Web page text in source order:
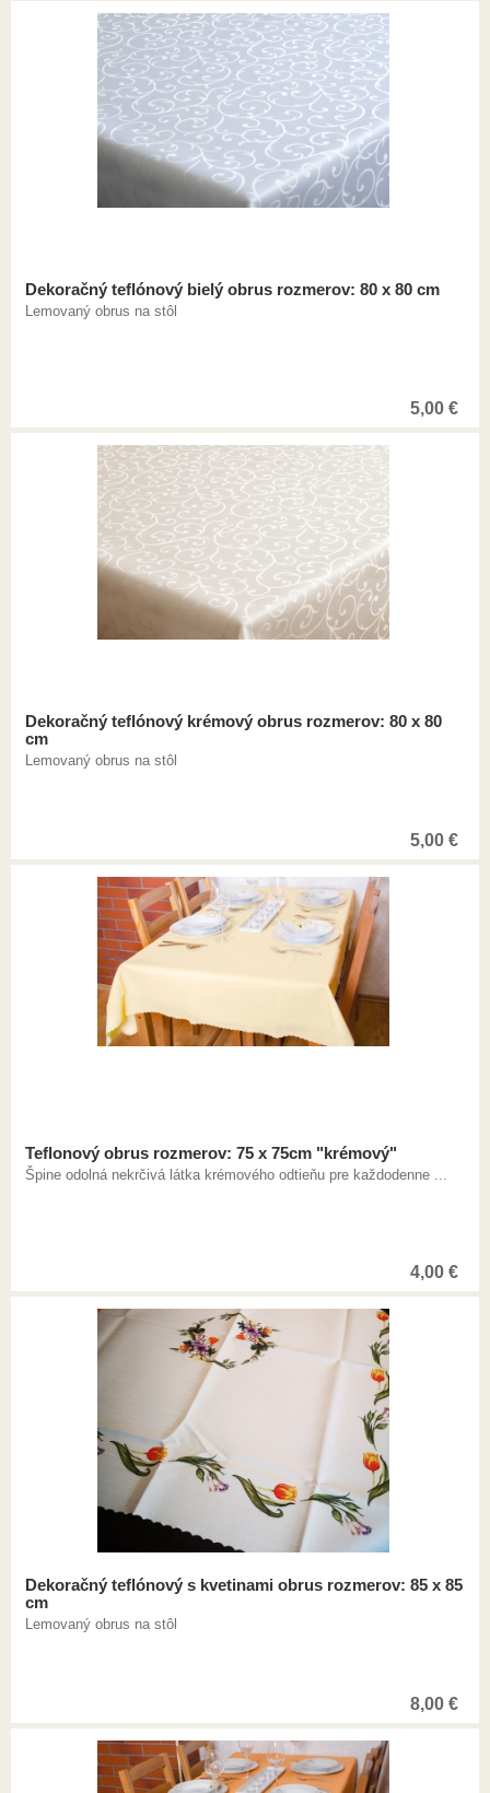
Dekoračný teflónový bielý obrus rozmerov: 80 x 80 cm
Lemovaný obrus na stôl
5,00 €
Dekoračný teflónový krémový obrus rozmerov: 80 x 80
cm
Lemovaný obrus na stôl
5,00 €
Teflonový obrus rozmerov: 75 x 75cm "krémový"
Špine odolná nekrčivá látka krémového odtieňu pre každodenne ...
4,00 €
Dekoračný teflónový s kvetinami obrus rozmerov: 85 x 85
cm
Lemovaný obrus na stôl
8,00 €